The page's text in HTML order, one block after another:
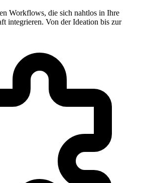
Workflows, die sich nahtlos in Ihre
integrieren. Von der Ideation bis zur